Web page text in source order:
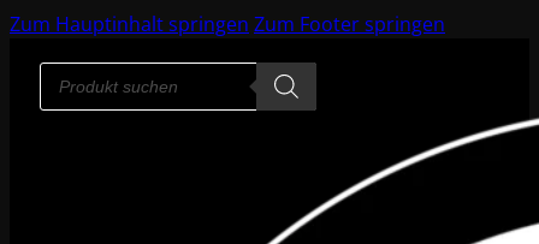
Zum Hauptinhalt springen Zum Footer springen
Products
search